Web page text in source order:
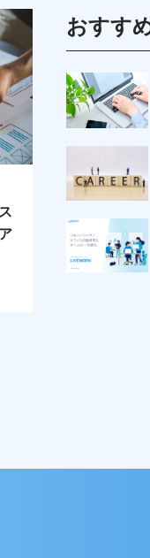
おすす